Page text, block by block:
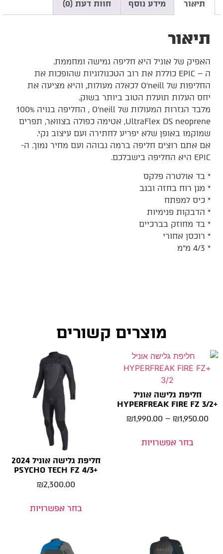
תיאור מידע נוסף חוות דעת (0)
תיאור
האפיק של אוניל היא חליפה גמישה ומחממת.
ה – EPIC כוללת את רוב הטכנולוגיות שהופכות את
החליפות של O’neill לכאלה מעולות, והיא מציעה את
יחס העלות תועלת הטוב ביותר בשוק.
מלבד הגזרות המעולות של O’neill , החליפה בנויה 100%
UltraFlex DS neoprene, אטימה כפולה בצוואר, תפרים
שמוקמו באופן שלא יפריע לחתירה ועם עיצוב נקי.
אם אתם רוצים חליפה ברמה גבוהה ועם מחיר נמוך. ה-
EPIC היא החליפה בישבלכם.
* בד אולטרה פלקס
* מגן רוח בחזה ובגב
* כיס למפתח
* הדבקות פנימיות
* בד מחוזק בברכיים
* רוכסן אחורי
* 4/3 מ”מ
מוצרים קשורים
חליפת גלישה אוניל
+HYPERFREAK FIRE FZ 3/2
₪1,950.00
–
₪1,990.00
בחר אפשרויות
חליפת גלישה אוניל 2024
+PSYCHO TECH FZ 4/3
₪2,300.00
בחר אפשרויות